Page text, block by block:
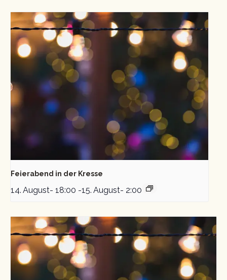
Feierabend in der Kresse
14. August- 18:00 -15. August- 2:00